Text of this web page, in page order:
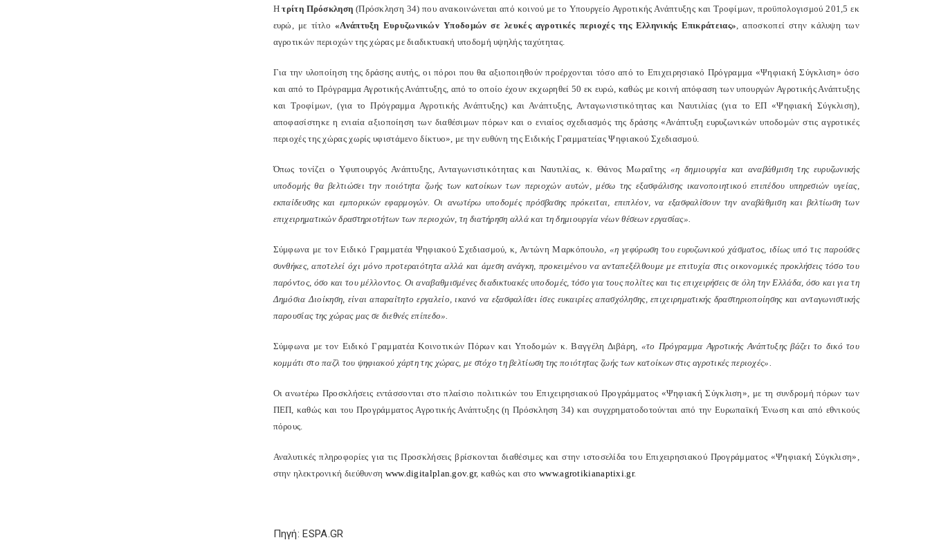
Ητρίτη Πρόσκληση (Πρόσκληση 34) που ανακοινώνεται από κοινού με το Υπουργείο Αγροτικής Ανάπτυξης και Τροφίμων, προϋπολογισμού 201,5 εκ
ευρώ, με τίτλο«Ανάπτυξη Ευρυζωνικών Υποδομών σε λευκές αγροτικές περιοχές της Ελληνικής Επικράτειας», αποσκοπεί στην κάλυψη των
αγροτικών περιοχών της χώρας με διαδικτυακή υποδομή υψηλής ταχύτητας.
Για την υλοποίηση της δράσης αυτής, οι πόροι που θα αξιοποιηθούν προέρχονται τόσο από το Επιχειρησιακό Πρόγραμμα «Ψηφιακή Σύγκλιση» όσο
και από το Πρόγραμμα Αγροτικής Ανάπτυξης, από το οποίο έχουν εκχωρηθεί 50 εκ ευρώ, καθώς με κοινή απόφαση των υπουργών Αγροτικής Ανάπτυξης
και Τροφίμων, (για το Πρόγραμμα Αγροτικής Ανάπτυξης) και Ανάπτυξης, Ανταγωνιστικότητας και Ναυτιλίας (για το ΕΠ «Ψηφιακή Σύγκλιση),
αποφασίστηκε η ενιαία αξιοποίηση των διαθέσιμων πόρων και ο ενιαίος σχεδιασμός της δράσης «Ανάπτυξη ευρυζωνικών υποδομών στις αγροτικές
περιοχές της χώρας χωρίς υφιστάμενο δίκτυο», με την ευθύνη της Ειδικής Γραμματείας Ψηφιακού Σχεδιασμού.
Όπως τονίζει ο Υφυπουργός Ανάπτυξης, Ανταγωνιστικότητας και Ναυτιλίας, κ. Θάνος Μωραΐτης «η δημιουργία και αναβάθμιση της ευρυζωνικής
υποδομής θα βελτιώσει την ποιότητα ζωής των κατοίκων των περιοχών αυτών, μέσω της εξασφάλισης ικανοποιητικού επιπέδου υπηρεσιών υγείας,
εκπαίδευσης και εμπορικών εφαρμογών. Οι ανωτέρω υποδομές πρόσβασης πρόκειται, επιπλέον, να εξασφαλίσουν την αναβάθμιση και βελτίωση των
επιχειρηματικών δραστηριοτήτων των περιοχών, τη διατήρηση αλλά και τη δημιουργία νέων θέσεων εργασίας».
Σύμφωνα με τον Ειδικό Γραμματέα Ψηφιακού Σχεδιασμού, κ, Αντώνη Μαρκόπουλο,«η γεφύρωση του ευρυζωνικού χάσματος, ιδίως υπό τις παρούσες
συνθήκες, αποτελεί όχι μόνο προτεραιότητα αλλά και άμεση ανάγκη, προκειμένου να ανταπεξέλθουμε με επιτυχία στις οικονομικές προκλήσεις τόσο του
παρόντος, όσο και του μέλλοντος. Οι αναβαθμισμένες διαδικτυακές υποδομές, τόσο για τους πολίτες και τις επιχειρήσεις σε όλη την Ελλάδα, όσο και για τη
Δημόσια Διοίκηση, είναι απαραίτητο εργαλείο, ικανό να εξασφαλίσει ίσες ευκαιρίες απασχόλησης, επιχειρηματικής δραστηριοποίησης και ανταγωνιστικής
παρουσίας της χώρας μας σε διεθνές επίπεδο».
Σύμφωνα με τον Ειδικό Γραμματέα Κοινοτικών Πόρων και Υποδομών κ. Βαγγέλη Διβάρη, «το Πρόγραμμα Αγροτικής Ανάπτυξης βάζει το δικό του
κομμάτι στο παζλ του ψηφιακού χάρτη της χώρας, με στόχο τη βελτίωση της ποιότητας ζωής των κατοίκων στις αγροτικές περιοχές».
Οι ανωτέρω Προσκλήσεις εντάσσονται στο πλαίσιο πολιτικών του Επιχειρησιακού Προγράμματος «Ψηφιακή Σύγκλιση», με τη συνδρομή πόρων των
ΠΕΠ, καθώς και του Προγράμματος Αγροτικής Ανάπτυξης (η Πρόσκληση 34) και συγχρηματοδοτούνται από την Ευρωπαϊκή Ένωση και από εθνικούς
πόρους.
Αναλυτικές πληροφορίες για τις Προσκλήσεις βρίσκονται διαθέσιμες και στην ιστοσελίδα του Επιχειρησιακού Προγράμματος «Ψηφιακή Σύγκλιση»,
στην ηλεκτρονική διεύθυνση www.digitalplan.gov.gr, καθώς και στοwww.agrotikianaptixi.gr.
Πηγή: ESPA.GR